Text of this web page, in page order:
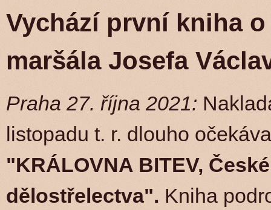
Vychází první kniha
maršála Josefa
Praha 27. října 2021:
listopadu t. r. dlouho
"KRÁLOVNA BITEV,
dělostřelectva". Kniha